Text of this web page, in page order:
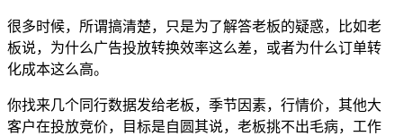
很多时候，所谓搞清楚，只是为了解答老板的疑惑，比如老
板说，为什么广告投放转换效率这么差，或者为什么订单转
化成本这么高。
你找来几个同行数据发给老板，季节因素，行情价，其他大
客户在投放竞价，目标是自圆其说，老板挑不出毛病，工作